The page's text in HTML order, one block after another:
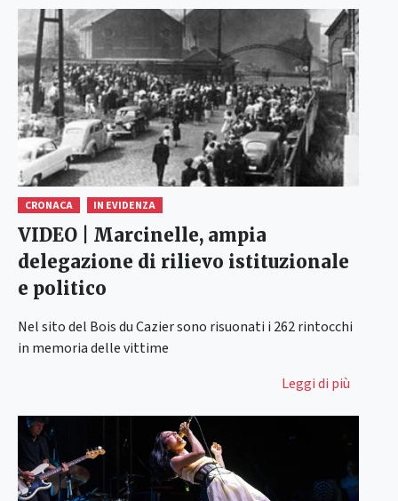
CRONACA IN EVIDENZA
VIDEO | Marcinelle, ampia
delegazione di rilievo istituzionale
e politico
Nel sito del Bois du Cazier sono risuonati i 262 rintocchi
in memoria delle vittime
Leggi di più